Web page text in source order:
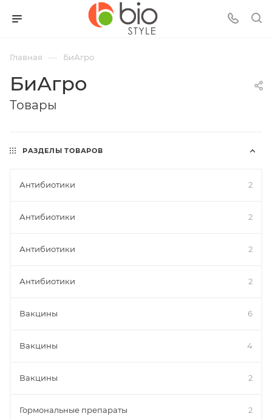
Главная — БиАгро
БиАгро
Товары
РАЗДЕЛЫ ТОВАРОВ
Антибиотики 2
Антибиотики 2
Антибиотики 2
Антибиотики 2
Вакцины 6
Вакцины 4
Вакцины 2
Гормональные препараты 2